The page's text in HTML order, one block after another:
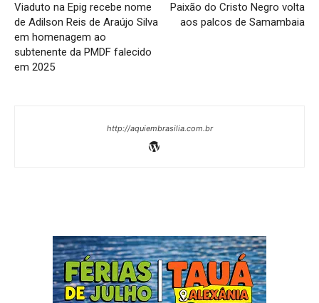
Viaduto na Epig recebe nome
de Adilson Reis de Araújo Silva
em homenagem ao
subtenente da PMDF falecido
em 2025
Paixão do Cristo Negro volta
aos palcos de Samambaia
http://aquiembrasilia.com.br